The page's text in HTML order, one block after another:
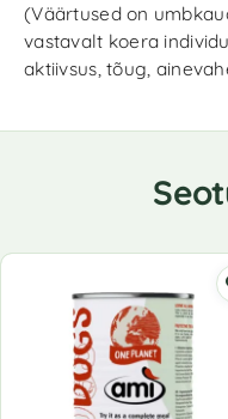
(Väärtused on
vastavalt koera
aktiivsus, tõug,